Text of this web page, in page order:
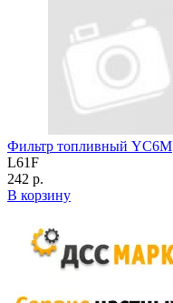
Фильтр топливный YC6M
L61F
242 р.
В корзину